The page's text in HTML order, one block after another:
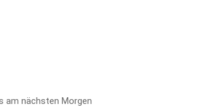
am nächsten Morgen